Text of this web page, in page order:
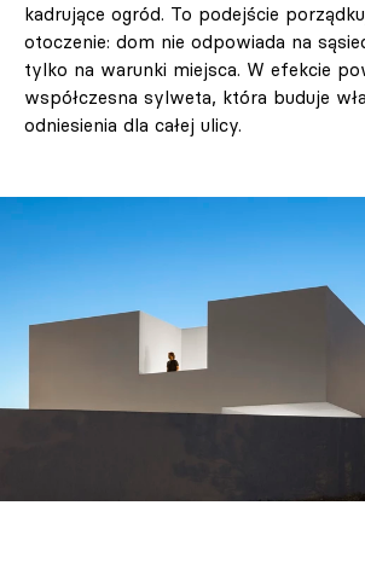
kadrujące ogród. To podejście
otoczenie: dom nie odpowiada na
tylko na warunki miejsca. W efekcie
współczesna sylweta, która buduje
odniesienia dla całej ulicy.